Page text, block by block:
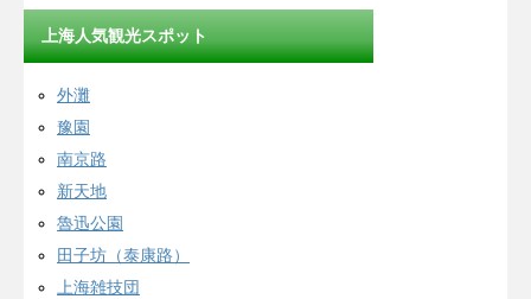
上海人気観光スポット
外灘
豫園
南京路
新天地
魯迅公園
田子坊（泰康路）
上海雑技団